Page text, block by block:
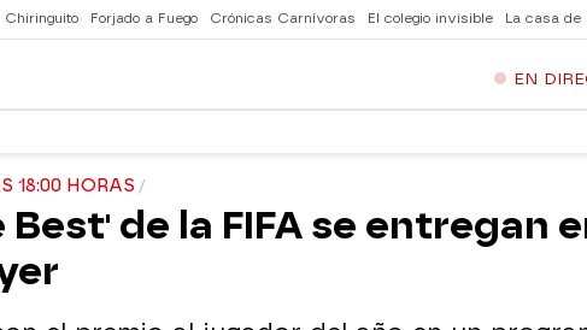
Chiringuito Forjado a Fuego Crónicas Carnívoras El colegio invisible La casa de
EN
18:00 HORAS
Best' de la FIFA se entregan